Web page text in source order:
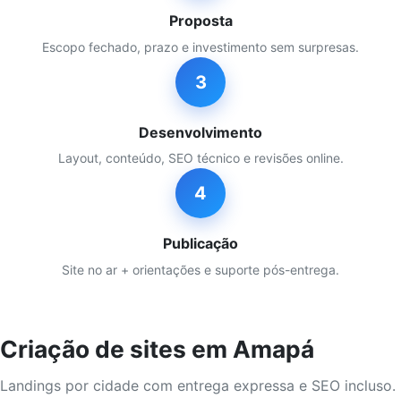
Proposta
Escopo fechado, prazo e investimento sem surpresas.
3
Desenvolvimento
Layout, conteúdo, SEO técnico e revisões online.
4
Publicação
Site no ar + orientações e suporte pós-entrega.
Criação de sites em Amapá
Landings por cidade com entrega expressa e SEO incluso.